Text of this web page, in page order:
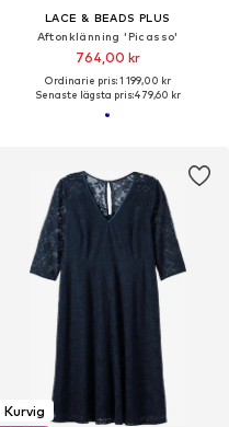
LACE & BEADS PLUS
Aftonklänning 'Picasso'
764,00 kr
Ordinarie pris: 1 199,00 kr
Senaste lägsta pris:479,60 kr
Kurvig